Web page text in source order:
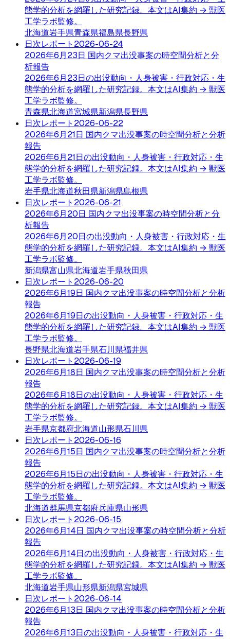
態学的分析を網羅した研究記録。本文はAI集約 → 獣医
工学ラボ監修。
北海道岩手県青森県福島県長野県
日次レポート 2026-06-24
2026年6月23日 国内クマ出没事案の時空間分析と分
析報告
2026年6月23日の出没動向・人身被害・行政対応・生
態学的分析を網羅した研究記録。本文はAI集約 → 獣医
工学ラボ監修。
青森県北海道宮城県新潟県長野県
日次レポート 2026-06-22
2026年6月21日 国内クマ出没事案の時空間分析と分析
報告
2026年6月21日の出没動向・人身被害・行政対応・生
態学的分析を網羅した研究記録。本文はAI集約 → 獣医
工学ラボ監修。
岩手県北海道秋田県新潟県島根県
日次レポート 2026-06-21
2026年6月20日 国内クマ出没事案の時空間分析と分
析報告
2026年6月20日の出没動向・人身被害・行政対応・生
態学的分析を網羅した研究記録。本文はAI集約 → 獣医
工学ラボ監修。
新潟県富山県北海道岩手県秋田県
日次レポート 2026-06-20
2026年6月19日 国内クマ出没事案の時空間分析と分析
報告
2026年6月19日の出没動向・人身被害・行政対応・生
態学的分析を網羅した研究記録。本文はAI集約 → 獣医
工学ラボ監修。
長野県北海道岩手県石川県福井県
日次レポート 2026-06-19
2026年6月18日 国内クマ出没事案の時空間分析と分析
報告
2026年6月18日の出没動向・人身被害・行政対応・生
態学的分析を網羅した研究記録。本文はAI集約 → 獣医
工学ラボ監修。
岩手県京都府北海道山形県石川県
日次レポート 2026-06-16
2026年6月15日 国内クマ出没事案の時空間分析と分析
報告
2026年6月15日の出没動向・人身被害・行政対応・生
態学的分析を網羅した研究記録。本文はAI集約 → 獣医
工学ラボ監修。
北海道群馬県京都府兵庫県山形県
日次レポート 2026-06-15
2026年6月14日 国内クマ出没事案の時空間分析と分析
報告
2026年6月14日の出没動向・人身被害・行政対応・生
態学的分析を網羅した研究記録。本文はAI集約 → 獣医
工学ラボ監修。
北海道岩手県山形県新潟県宮城県
日次レポート 2026-06-14
2026年6月13日 国内クマ出没事案の時空間分析と分析
報告
2026年6月13日の出没動向・人身被害・行政対応・生